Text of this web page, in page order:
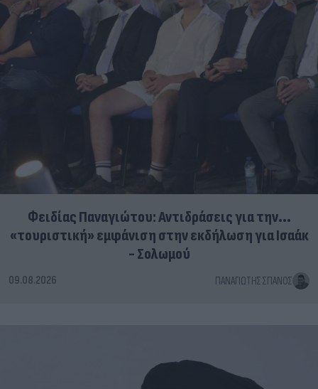
Φειδίας Παναγιώτου: Αντιδράσεις για την...
«τουριστική» εμφάνιση στην εκδήλωση για Ισαάκ
- Σολωμού
09.08.2026 ΠΑΝΑΓΙΏΤΗΣ ΣΠΑΝΌΣ